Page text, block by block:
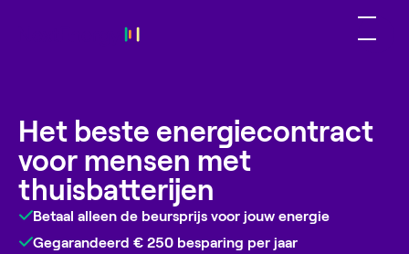
Het beste energiecontract
voor mensen met
thuisbatterijen
Betaal alleen de beursprijs voor jouw energie
Gegarandeerd € 250 besparing per jaar